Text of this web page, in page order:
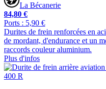
La Bécanerie
84,80 €
Ports : 5,90 €
Durites de frein renforcées en
de mordant, d'endurance et un
raccords couleur aluminium.
Plus d'infos